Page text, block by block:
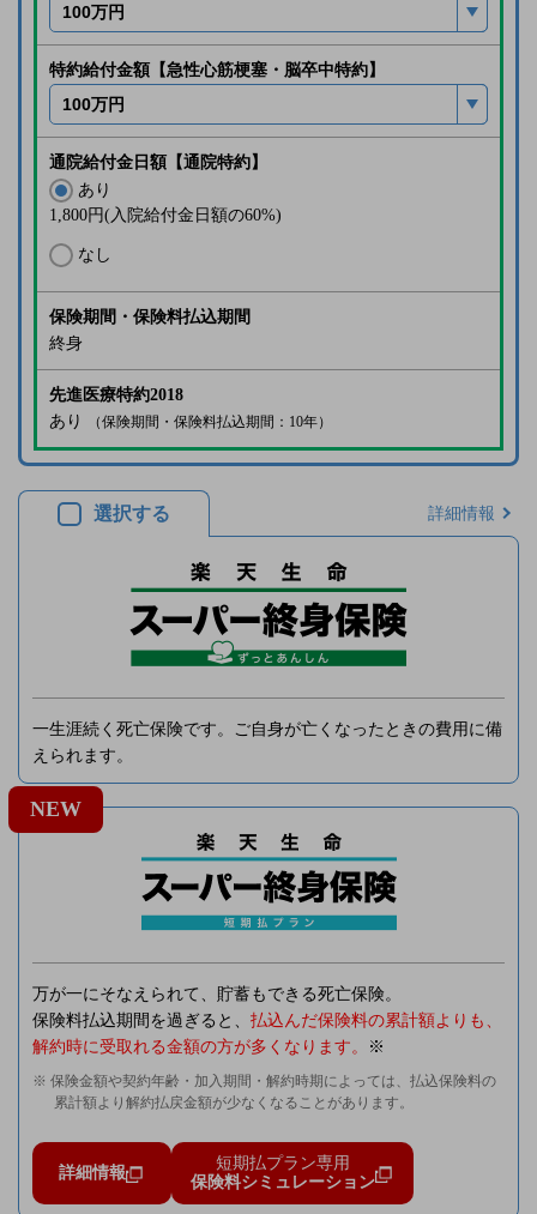
特約給付金額【急性心筋梗塞・脳卒中特約】
通院給付金日額【通院特約】
あり
1,800円(入院給付金日額の60%)
なし
保険期間・保険料払込期間
終身
先進医療特約2018
あり
（保険期間・保険料払込期間：10年）
選択する 詳細情報
一生涯続く死亡保険です。ご自身が亡くなったときの費用に備
えられます。
NEW
万が一にそなえられて、貯蓄もできる死亡保険。
保険料払込期間を過ぎると、 払込んだ保険料の累計額よりも、
解約時に受取れる金額の方が多くなります。
※
※ 保険金額や契約年齢・加入期間・解約時期によっては、払込保険料の
累計額より解約払戻金額が少なくなることがあります。
詳細情報
短期払プラン専用
保険料シミュレーション